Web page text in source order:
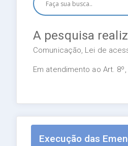
A pesquisa
Comunicação, Lei de
Em atendimento ao Art. 8º,
Execução das